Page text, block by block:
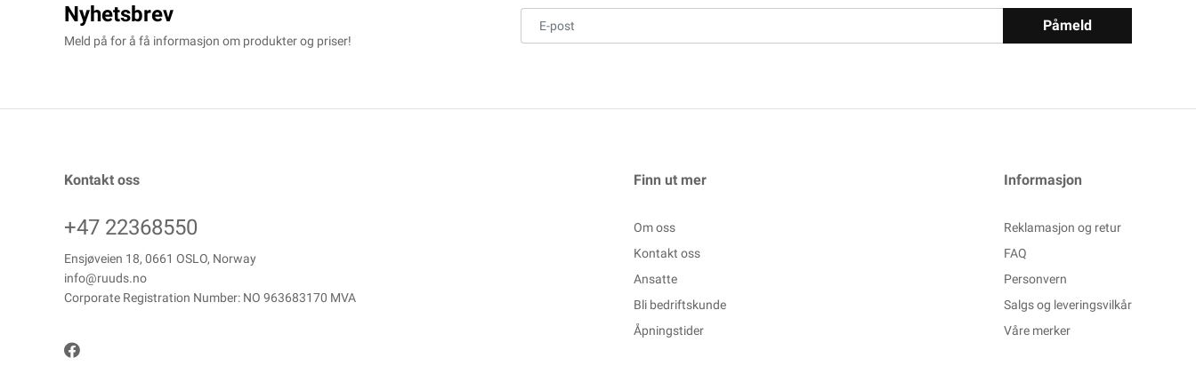
Nyhetsbrev
Meld på for å få informasjon om produkter og priser!
Påmeld
Kontakt oss
+47 22368550
Ensjøveien 18, 0661 OSLO, Norway
info@ruuds.no
Corporate Registration Number: NO 963683170 MVA
Finn ut mer
Om oss
Kontakt oss
Ansatte
Bli bedriftskunde
Åpningstider
Informasjon
Reklamasjon og retur
FAQ
Personvern
Salgs og leveringsvilkår
Våre merker